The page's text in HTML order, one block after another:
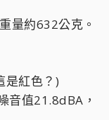
量約632公克。
是紅色？)
音值21.8dBA，